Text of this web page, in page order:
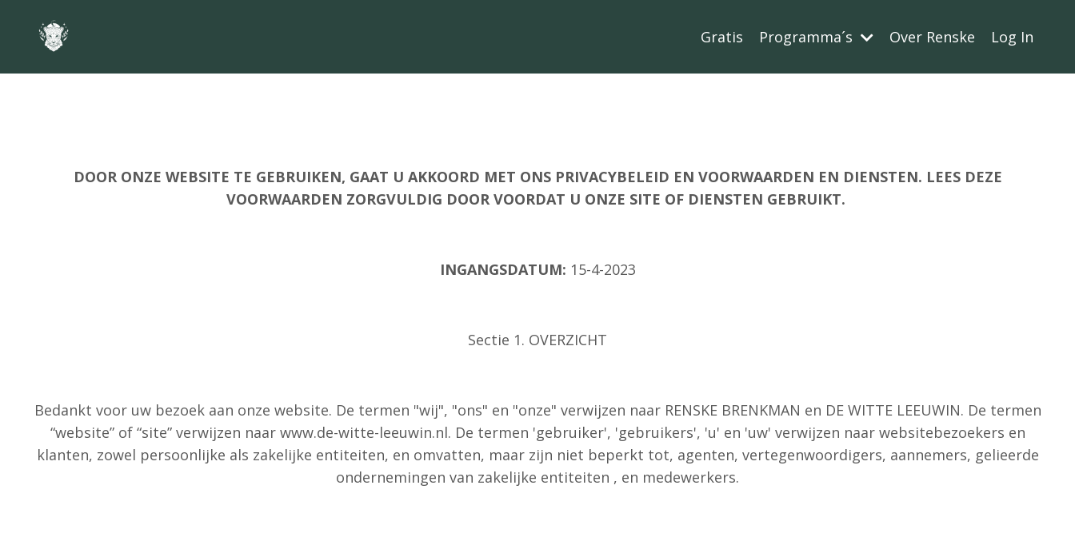
Gratis Programma´s Over Renske Log In
DOOR ONZE WEBSITE TE GEBRUIKEN, GAAT U AKKOORD MET ONS PRIVACYBELEID EN VOORWAARDEN EN DIENSTEN. LEES DEZE
VOORWAARDEN ZORGVULDIG DOOR VOORDAT U ONZE SITE OF DIENSTEN GEBRUIKT.
INGANGSDATUM: 15-4-2023
Sectie 1. OVERZICHT
Bedankt voor uw bezoek aan onze website. De termen "wij", "ons" en "onze" verwijzen naar RENSKE BRENKMAN en DE WITTE LEEUWIN. De termen
“website” of “site” verwijzen naar www.de-witte-leeuwin.nl. De termen 'gebruiker', 'gebruikers', 'u' en 'uw' verwijzen naar websitebezoekers en
klanten, zowel persoonlijke als zakelijke entiteiten, en omvatten, maar zijn niet beperkt tot, agenten, vertegenwoordigers, aannemers, gelieerde
ondernemingen van zakelijke entiteiten , en medewerkers.